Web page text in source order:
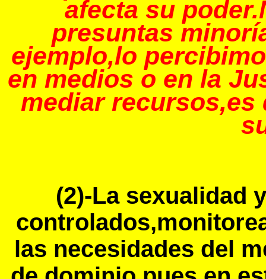
afecta su
presuntas
ejemplo,lo
en medios o en la
mediar
(2)-La sexualidad
las necesidades del